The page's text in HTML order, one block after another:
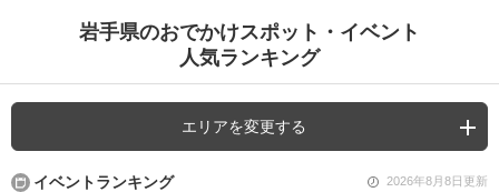
岩手県のおでかけスポット・イベント
人気ランキング
エリアを変更する
イベントランキング 2026年8月8日更新